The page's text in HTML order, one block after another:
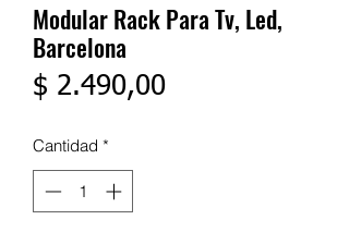
Modular Rack Para Tv, Led,
Barcelona
$ 2.490,00Precio
Cantidad *